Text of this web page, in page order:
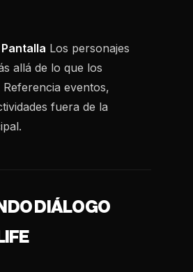
Los personajes
allá de lo que los
eventos,
fuera de la
DIÁLOGO